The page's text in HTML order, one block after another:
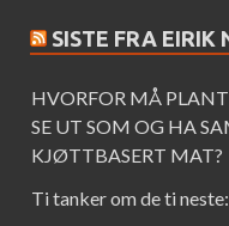
SISTE FRA EIRIK
HVORFOR MÅ
SE UT SOM OG HA
KJØTTBASERT MAT?
Ti tanker om de ti